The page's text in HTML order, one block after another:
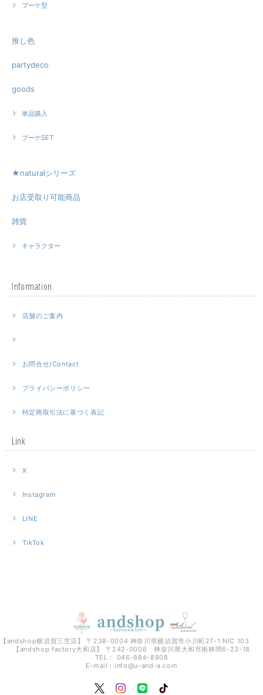
ブーケ型
推し色
partydeco
goods
単品購入
ブーケSET
★naturalシリーズ
お店受取り可能商品
雑貨
キャラクター
Information
店舗のご案内
お問合せ/Contact
プライバシーポリシー
特定商取引法に基づく表記
Link
X
Instagram
LINE
TikTok
【andshop横須賀三笠店】 〒238-0004 神奈川県横須賀市小川町27-1 NIC 103
【andshop factory大和店】 〒242-0006 神奈川県大和市南林間6-23-18
TEL： 046-884-8808
E-mail： info@u-and-a.com